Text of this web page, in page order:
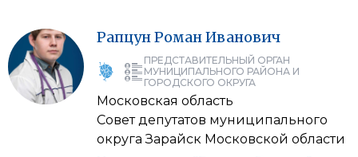
РапцунРоманИванович
ПРЕДСТАВИТЕЛЬНЫЙ ОРГАН
МУНИЦИПАЛЬНОГО РАЙОНА И
ГОРОДСКОГО ОКРУГА
Московская область
Совет депутатов муниципального
округа Зарайск Московской области